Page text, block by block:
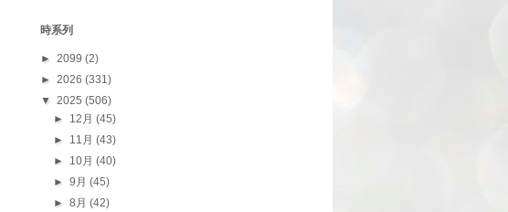
時系列
► 2099 (2)
► 2026 (331)
▼ 2025 (506)
► 12月(45)
► 11月(43)
► 10月(40)
►9月(45)
►8月(42)